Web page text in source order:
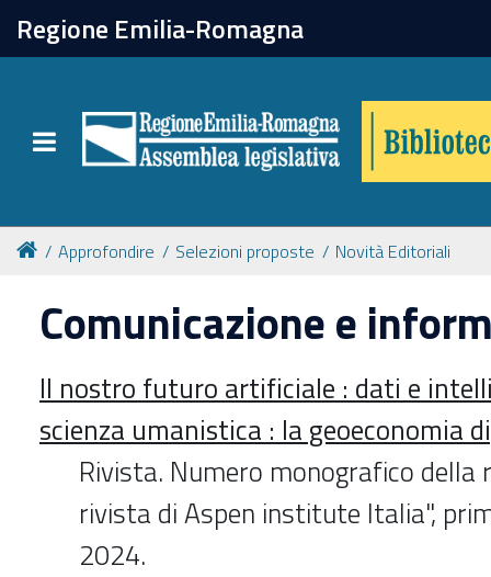
Regione Emilia-Romagna
Toggle navigation
chiudi
Catalogo online
Collezioni
Per approfondire
Appuntamenti
Prenotazione spazi
Approfondire Selezioni proposte Novità Editoriali
Comunicazione e
Il nostro futuro artificiale : dati e
scienza umanistica : la geoeconomia
Rivista. Numero monografico della
rivista di Aspen institute Italia",
2024.